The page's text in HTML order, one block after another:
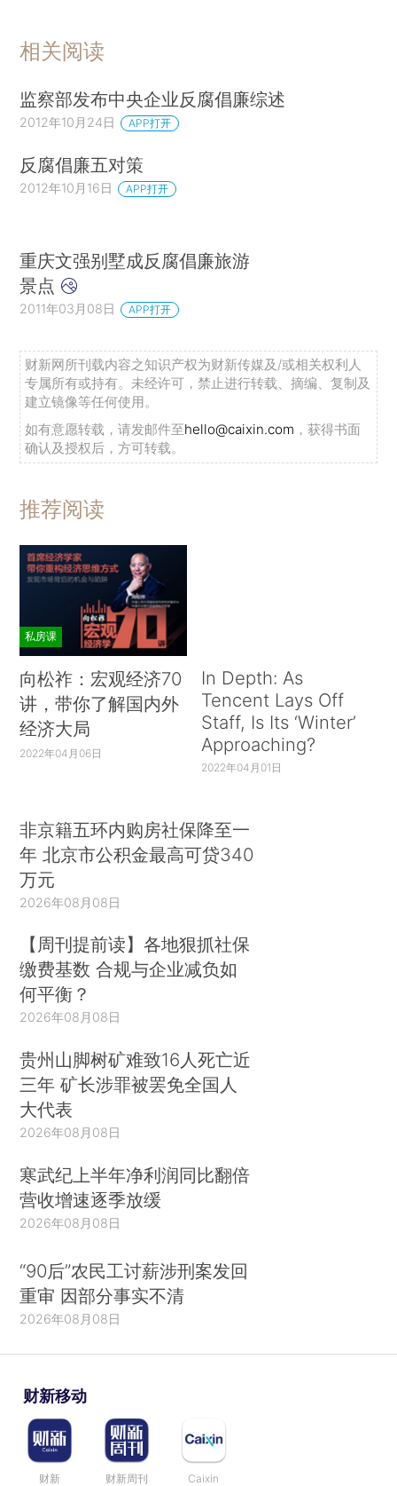
相关阅读
监察部发布中央企业反腐倡廉综述
2012年10月24日 APP打开
反腐倡廉五对策
2012年10月16日 APP打开
重庆文强别墅成反腐倡廉旅游
景点
2011年03月08日 APP打开
财新网所刊载内容之知识产权为财新传媒及/或相关权利人
专属所有或持有。未经许可，禁止进行转载、摘编、复制及
建立镜像等任何使用。
如有意愿转载，请发邮件至hello@caixin.com ，获得书面
确认及授权后，方可转载。
推荐阅读
私房课
向松祚：宏观经济70
讲，带你了解国内外
经济大局
2022年04月06日
In Depth: As
Tencent Lays Off
Staff, Is Its ‘Winter’
Approaching?
2022年04月01日
非京籍五环内购房社保降至一
年 北京市公积金最高可贷340
万元
2026年08月08日
【周刊提前读】各地狠抓社保
缴费基数 合规与企业减负如
何平衡？
2026年08月08日
贵州山脚树矿难致16人死亡近
三年 矿长涉罪被罢免全国人
大代表
2026年08月08日
寒武纪上半年净利润同比翻倍
营收增速逐季放缓
2026年08月08日
“90后”农民工讨薪涉刑案发回
重审 因部分事实不清
2026年08月08日
财新移动
财新 财新周刊 Caixin